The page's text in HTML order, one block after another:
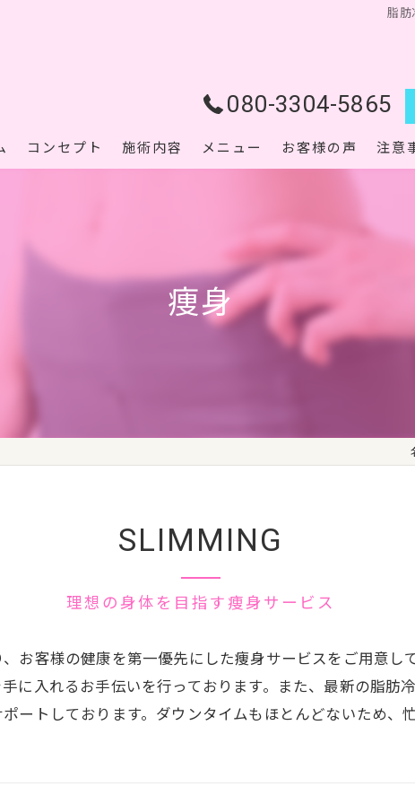
脂肪
080-3304-5865
コンセプト 施術内容 メニュー お客様の声 注意
痩身
理想の身体を目指す痩身サービス
SLIMMING
お客様の健康を第一優先にした痩身サービスをご用意し
に入れるお手伝いを行っております。また、最新の脂肪
ートしております。ダウンタイムもほとんどないため、